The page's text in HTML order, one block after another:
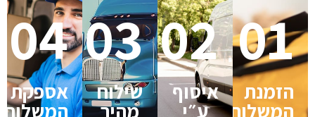
01
הזמנת
המשלוח
02
איסוף
ע״י
03
שילוח
מהיר
04
אספקת
המשלוח